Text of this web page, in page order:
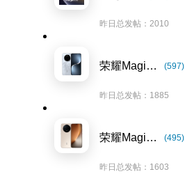
昨日总发帖：2010
荣耀Magic7系列 (597)
昨日总发帖：1885
荣耀Magic8系列 (495)
昨日总发帖：1603